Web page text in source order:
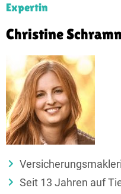
Expertin
Christine
Seit 13 Jahren auf